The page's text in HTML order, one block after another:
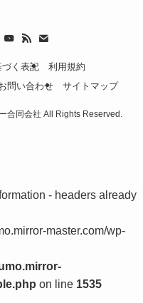
く表記
利用規約
問い合わせ サイトマップ
同会社 All Rights Reserved.
- headers already
master.com/wp-
on line 1535